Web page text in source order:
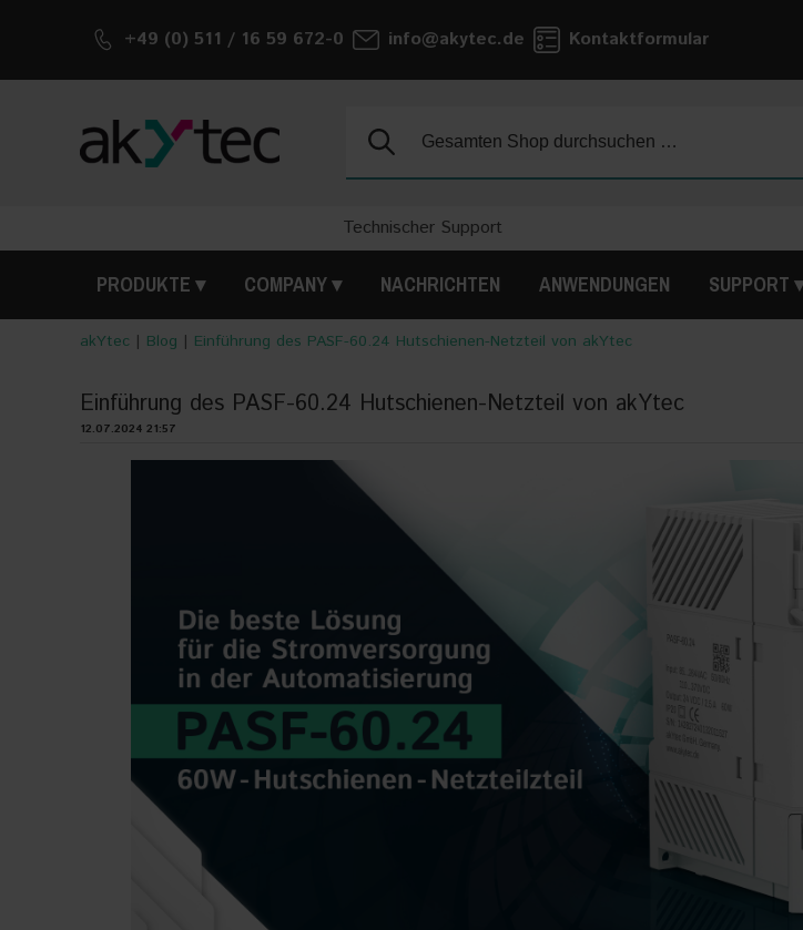
+49 (0) 511 / 16 59 672-0 info@akytec.de Kontaktformular
Suche:
Technischer Support
PRODUKTE COMPANY NACHRICHTEN ANWENDUNGEN SUPPORT
akYtec | Blog | Einführung des PASF-60.24 Hutschienen-Netzteil von akYtec
Einführung des PASF-60.24 Hutschienen-Netzteil von akYtec
12.07.2024 21:57